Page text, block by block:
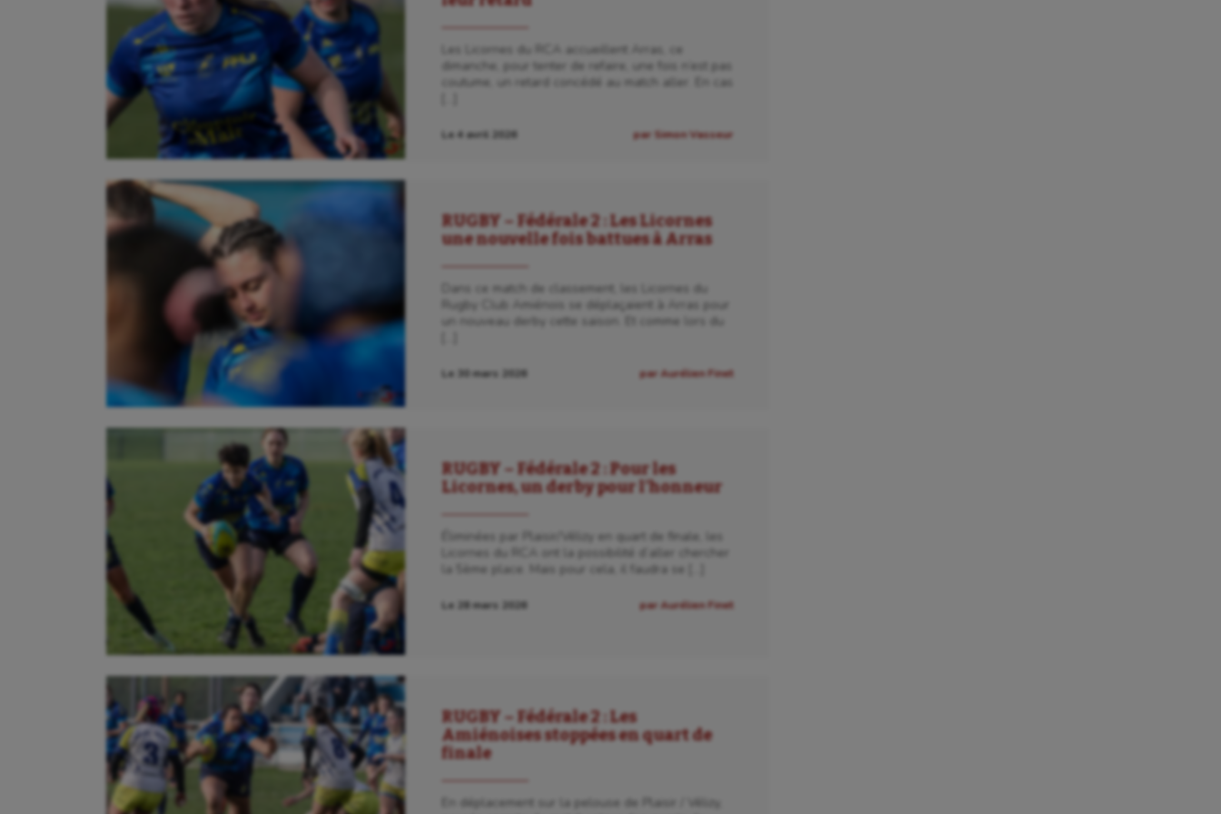
Les Licornes du RCA accueillent Arras, ce
dimanche, pour tenter de refaire, une fois n’est pas
coutume, un retard concédé au match aller. En cas
Le 4 avril 2026 par Simon Vasseur
RUGBY – Fédérale 2 : Les Licornes
une nouvelle fois battues à Arras
Dans ce match de classement, les Licornes du
Rugby Club Amiénois se déplaçaient à Arras pour
un nouveau derby cette saison. Et comme lors du
Le 30 mars 2026 par Aurélien Finet
RUGBY – Fédérale 2 : Pour les
Licornes, un derby pour l’honneur
Éliminées par Plaisir/Vélizy en quart de finale, les
Licornes du RCA ont la possibilité d’aller chercher
la 5ème place. Mais pour cela, il faudra se […]
Le 28 mars 2026 par Aurélien Finet
RUGBY – Fédérale 2 : Les
Amiénoises stoppées en quart de
finale
En déplacement sur la pelouse de Plaisir / Vélizy,